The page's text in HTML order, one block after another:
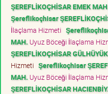
ŞEREFLİKOÇHİSAR EMEK
Şereflikoçhisar
İlaçlama Hizmeti
MAH. Uyuz Böceği İlaçlama
ŞEREFLİKOÇHİSAR
Hizmeti Şereflikoçhisar
MAH. Uyuz Böceği İlaçlama
ŞEREFLİKOÇHİSAR